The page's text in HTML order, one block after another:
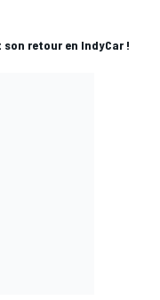
retour en IndyCar !